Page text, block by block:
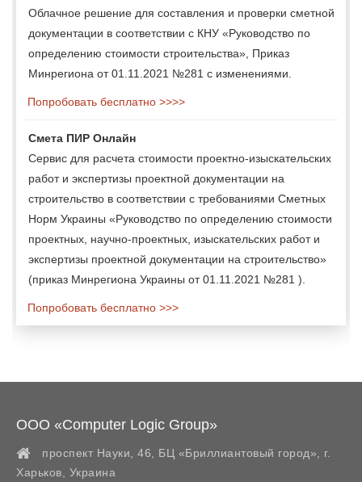
Облачное решение для составления и проверки сметной
документации в соответствии с КНУ «Руководство по
определению стоимости строительства», Приказ
Минрегиона от 01.11.2021 №281 с изменениями.
Попробовать бесплатно >>>>
Смета ПИР Онлайн
Сервис для расчета стоимости проектно-изыскательских
работ и экспертизы проектной документации на
строительство в соответствии с требованиями Сметных
Норм Украины «Руководство по определению стоимости
проектных, научно-проектных, изыскательских работ и
экспертизы проектной документации на строительство»
(приказ Минрегиона Украины от 01.11.2021 №281 ).
Попробовать бесплатно >>>
ООО «Computer Logic Group»
проспект Науки, 46, БЦ «Бриллиантовый город»,
г.
Харьков
Украина